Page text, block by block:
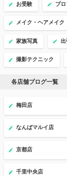
お受験 プ
メイク・ヘアメイク
家族写真 出
撮影テクニック
各店舗ブログ一覧
梅田店
なんばマルイ店
京都店
千里中央店